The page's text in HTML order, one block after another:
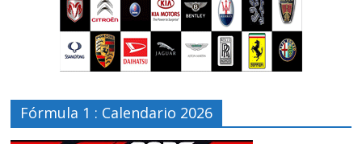
Fórmula 1 : Calendario 2026